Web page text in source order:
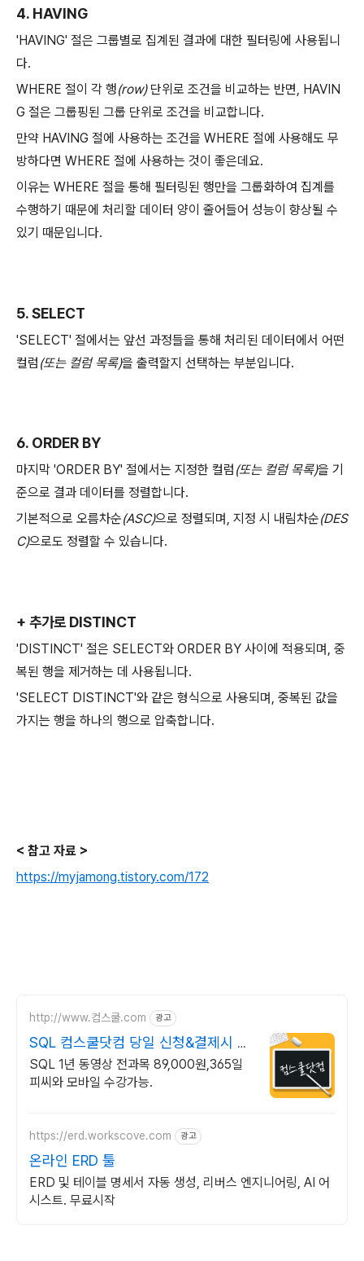
4. HAVING
'HAVING' 절은 그룹별로 집계된 결과에 대한 필터링에 사용됩니
다.
WHERE 절이 각 행(row)단위로 조건을 비교하는 반면, HAVIN
G 절은 그룹핑된 그룹 단위로 조건을 비교합니다.
만약 HAVING 절에 사용하는 조건을 WHERE 절에 사용해도 무
방하다면 WHERE 절에 사용하는 것이 좋은데요.
이유는 WHERE 절을 통해 필터링된 행만을 그룹화하여 집계를
수행하기 때문에 처리할 데이터 양이 줄어들어 성능이 향상될 수
있기 때문입니다.
5. SELECT
'SELECT' 절에서는 앞선 과정들을 통해 처리된 데이터에서 어떤
컬럼 (또는 컬럼 목록)을 출력할지 선택하는 부분입니다.
6. ORDER BY
마지막 'ORDER BY' 절에서는 지정한 컬럼 (또는 컬럼 목록)을 기
준으로 결과 데이터를 정렬합니다.
기본적으로 오름차순(ASC)으로 정렬되며, 지정 시 내림차순(DES
C)으로도 정렬할 수 있습니다.
+ 추가로 DISTINCT
'DISTINCT' 절은 SELECT와 ORDER BY 사이에 적용되며, 중
복된 행을 제거하는 데 사용됩니다.
'SELECT DISTINCT'와 같은 형식으로 사용되며, 중복된 값을
가지는 행을 하나의 행으로 압축합니다.
< 참고 자료 >
https://myjamong.tistory.com/172
http://www.컴스쿨.com 광고
SQL 컴스쿨닷컴 당일 신청&결제시 기
프티콘!
SQL 1년 동영상 전과목 89,000원,365일
피씨와 모바일 수강가능.
https://erd.workscove.com 광고
온라인 ERD 툴
ERD 및 테이블 명세서 자동 생성, 리버스 엔지니어링, AI 어
시스트. 무료시작